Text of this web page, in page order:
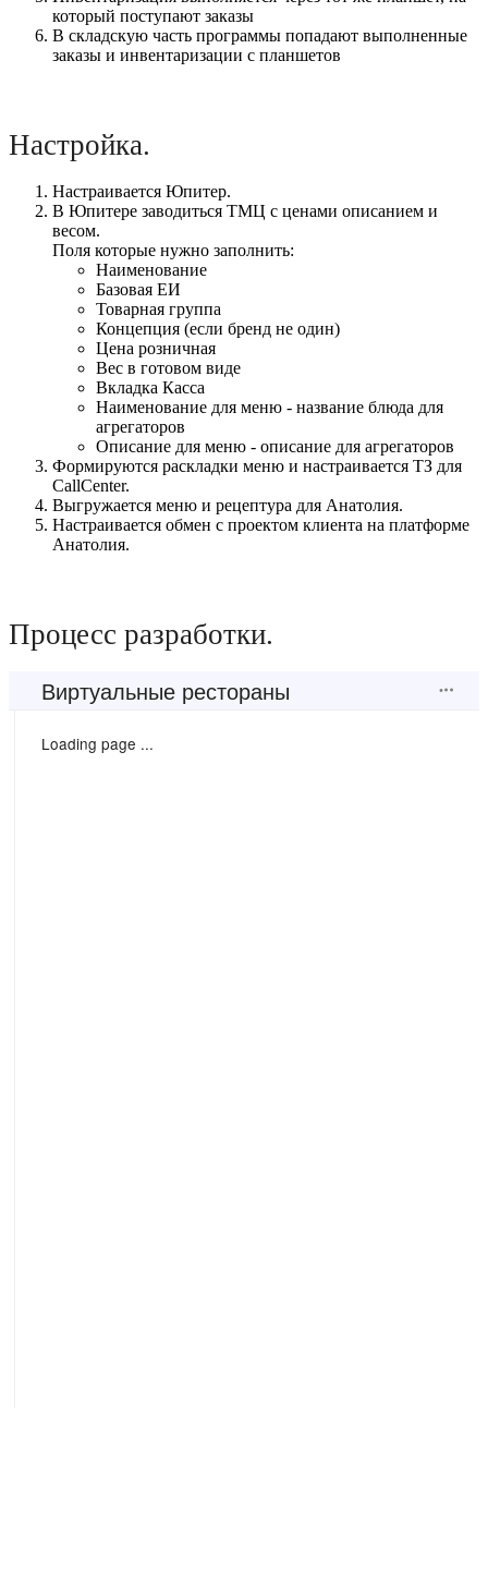
который поступают заказы
В складскую часть программы попадают выполненные
заказы и инвентаризации с планшетов
Настройка.
Настраивается Юпитер.
В Юпитере заводиться ТМЦ с ценами описанием и
весом.
Поля которые нужно заполнить:
Наименование
Базовая ЕИ
Товарная группа
Концепция (если бренд не один)
Цена розничная
Вес в готовом виде
Вкладка Касса
Наименование для меню - название блюда для
агрегаторов
Описание для меню - описание для агрегаторов
Формируются раскладки меню и настраивается ТЗ для
CallCenter.
Выгружается меню и рецептура для Анатолия.
Настраивается обмен с проектом клиента на платформе
Анатолия.
Процесс разработки.